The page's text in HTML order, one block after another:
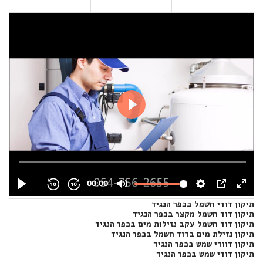
תיקון דודי חשמל בכפר הנגיד
תיקון דוד חשמל מקצר בכפר הנגיד
תיקון דוד חשמל עקב נזילות מים בכפר הנגיד
תיקון נזילת מים בדוד חשמל בכפר הנגיד
תיקון דוודי שמש בכפר הנגיד
תיקון דודי שמש בכפר הנגיד